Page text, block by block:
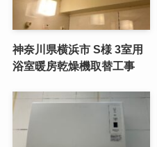
神奈川県横浜市 S様 3室用
浴室暖房乾燥機取替工事